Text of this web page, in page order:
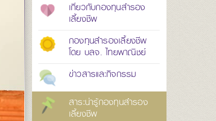
เกี่ยวกับกองทุนสำรอง
เลี้ยงชีพ
กองทุนสำรองเลี้ยงชีพ
โดย บลจ. ไทยพาณิชย์
ข่าวสารและกิจกรรม
สาระน่ารู้กองทุนสำรอง
เลี้ยงชีพ